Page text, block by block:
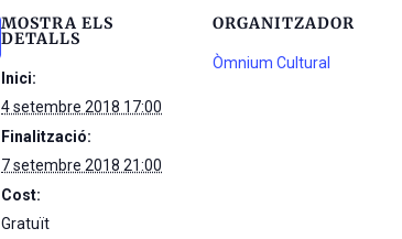
MOSTRA ELS
DETALLS
Inici:
4 setembre 2018 17:00
Finalització:
7 setembre 2018 21:00
Cost:
Gratuït
ORGANITZADOR
Òmnium Cultural